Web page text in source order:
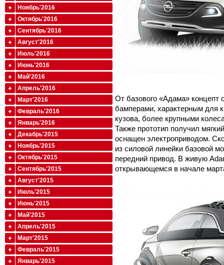
От базового «Адама»
бамперами, характерным для
кузова, более крупными
Также прототип получил
оснащен электроприводом.
из силовой линейки базовой
передний привод. В живую
открывающемся в начале
Ноябрь'2016
Октябрь'2016
Сентябрь'2016
Август'2016
Июль'2016
Июнь'2016
Май'2016
Апрель'2016
Март'2016
Февраль'2016
Январь'2016
Декабрь'2015
Ноябрь'2015
Октябрь'2015
Сентябрь'2015
Август'2015
Июль'2015
Июнь'2015
Май'2015
Апрель'2015
Март'2015
Февраль'2015
Январь'2015